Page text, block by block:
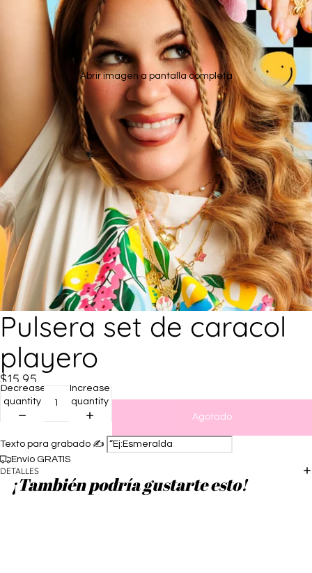
Abrir imagen a pantalla completa
Pulsera set de caracol
playero
$15.95
Decrease
quantity
Increase
quantity
Agotado
Texto para grabado ✍️
Envío GRATIS
DETALLES
¡También podría gustarte esto!